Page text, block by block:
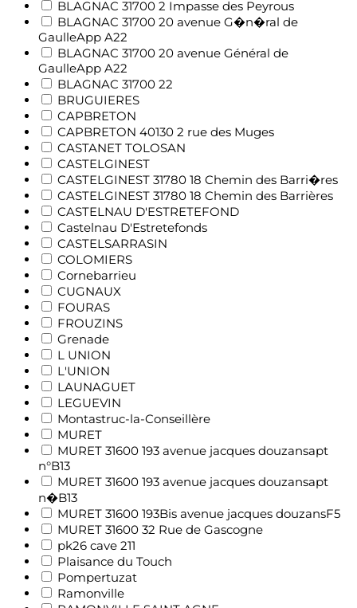
BLAGNAC 31700 2 Impasse des Peyrous
BLAGNAC 31700 20 avenue G�n�ral de
GaulleApp A22
BLAGNAC 31700 20 avenue Général de
GaulleApp A22
BLAGNAC 31700 22
BRUGUIERES
CAPBRETON
CAPBRETON 40130 2 rue des Muges
CASTANET TOLOSAN
CASTELGINEST
CASTELGINEST 31780 18 Chemin des Barri�res
CASTELGINEST 31780 18 Chemin des Barrières
CASTELNAU D'ESTRETEFOND
Castelnau D'Estretefonds
CASTELSARRASIN
COLOMIERS
Cornebarrieu
CUGNAUX
FOURAS
FROUZINS
Grenade
L UNION
L'UNION
LAUNAGUET
LEGUEVIN
Montastruc-la-Conseillère
MURET
MURET 31600 193 avenue jacques douzansapt
n°B13
MURET 31600 193 avenue jacques douzansapt
n�B13
MURET 31600 193Bis avenue jacques douzansF5
MURET 31600 32 Rue de Gascogne
pk26 cave 211
Plaisance du Touch
Pompertuzat
Ramonville